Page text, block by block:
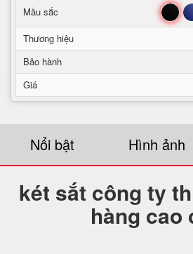
Mầu sắc
Đen
Thương hiệu
Bảo hành
Giá
Nổi bật Hình ảnh
két sắt công ty
hàng cao